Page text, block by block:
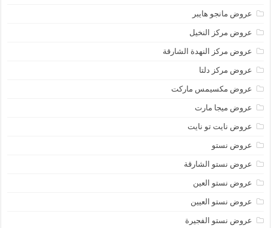
عروض مانجو هايبر
عروض مركز النخيل
عروض مركز النهدة الشارقة
عروض مركز دلتا
عروض مكسيمس ماركت
عروض ميجا مارت
عروض نايت تو نايت
عروض نستو
عروض نستو الشارقة
عروض نستو العين
عروض نستو العيين
عروض نستو الفجيرة